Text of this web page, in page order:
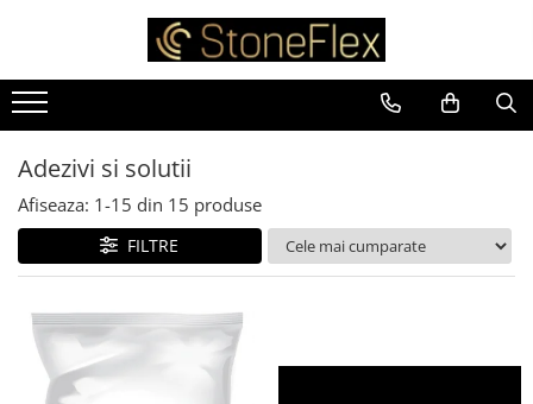
Adezivi si solutii
Afiseaza: 1-15 din 15 produse
FILTRE